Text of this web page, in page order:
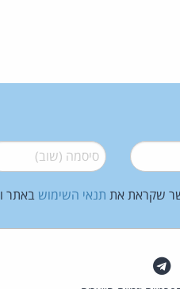
סיסמה (שוב)*
שקראת את תנאי השימוש באתר ו
פייסבוק